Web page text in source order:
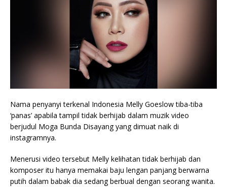
Nama penyanyi terkenal Indonesia Melly Goeslow tiba-tiba
‘panas’ apabila tampil tidak berhijab dalam muzik video
berjudul Moga Bunda Disayang yang dimuat naik di
instagramnya.
Menerusi video tersebut Melly kelihatan tidak berhijab dan
komposer itu hanya memakai baju lengan panjang berwarna
putih dalam babak dia sedang berbual dengan seorang wanita.